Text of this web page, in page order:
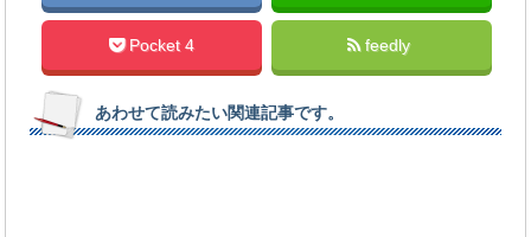
Pocket 4 feedly
あわせて読みたい関連記事です。